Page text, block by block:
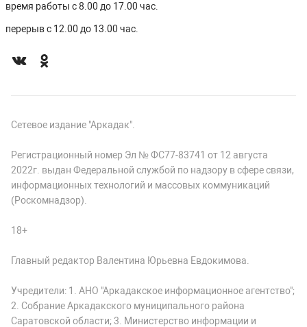
время работы с 8.00 до 17.00 час.
перерыв с 12.00 до 13.00 час.
Сетевое издание "Аркадак".
Регистрационный номер Эл № ФС77-83741 от 12 августа
2022г. выдан Федеральной службой по надзору в сфере связи,
информационных технологий и массовых коммуникаций
(Роскомнадзор).
18+
Главный редактор Валентина Юрьевна Евдокимова.
Учредители: 1. АНО "Аркадакское информационное агентство";
2. Собрание Аркадакского муниципального района
Саратовской области; 3. Министерство информации и